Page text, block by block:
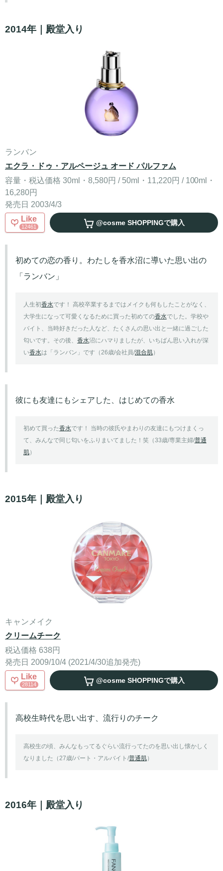
2014年｜殿堂入り
ランバン
エクラ・ドゥ・アルページュ オード パルファム
容量・税込価格 30ml・8,580円 / 50ml・11,220円 / 100ml・
16,280円
発売日 2003/4/3
Like
12461 @cosme SHOPPINGで購入
初めての恋の香り。わたしを香水沼に導いた思い出の
「ランバン」
人生初香水です！ 高校卒業するまではメイクも何もしたことがなく、
大学生になって可愛くなるために買った初めての香水でした。学校や
バイト、当時好きだった人など、たくさんの思い出と一緒に過ごした
匂いです。その後、 香水沼にハマりましたが、いちばん思い入れが深
い香水は「ランバン」です（26歳/会社員/混合肌）
彼にも友達にもシェアした、はじめての香水
初めて買った香水です！ 当時の彼氏やまわりの友達にもつけまくっ
て、みんなで同じ匂いをふりまいてました！笑（33歳/専業主婦/普通
肌）
2015年｜殿堂入り
キャンメイク
クリームチーク
税込価格 638円
発売日 2009/10/4 (2021/4/30追加発売)
Like
28114 @cosme SHOPPINGで購入
高校生時代を思い出す、流行りのチーク
高校生の頃、みんなもってるぐらい流行ってたのを思い出し懐かしく
なりました（27歳/パート・アルバイト/普通肌）
2016年｜殿堂入り